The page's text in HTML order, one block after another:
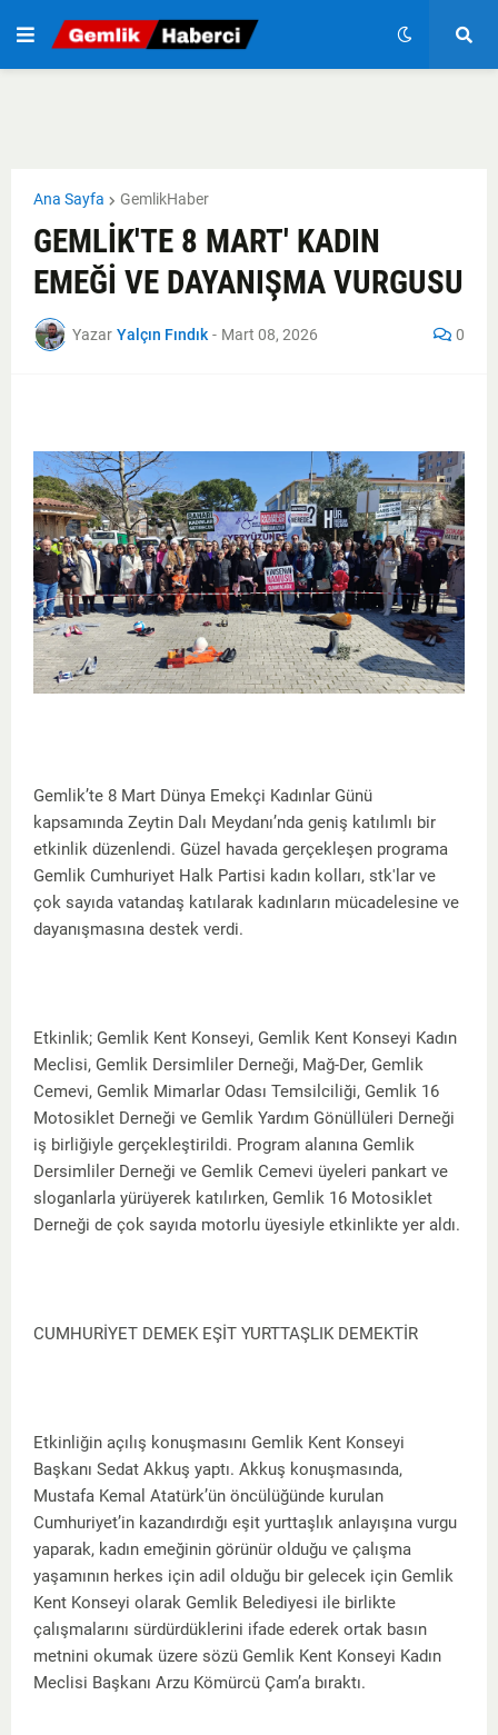
Ana Sayfa GemlikHaber
GEMLİK'TE 8 MART' KADIN
EMEĞİ VE DAYANIŞMA VURGUSU
Yazar Yalçın Fındık - Mart 08, 2026 0
Gemlik’te 8 Mart Dünya Emekçi Kadınlar Günü
kapsamında Zeytin Dalı Meydanı’nda geniş katılımlı bir
etkinlik düzenlendi. Güzel havada gerçekleşen programa
Gemlik Cumhuriyet Halk Partisi kadın kolları, stk'lar ve
çok sayıda vatandaş katılarak kadınların mücadelesine ve
dayanışmasına destek verdi.
Etkinlik; Gemlik Kent Konseyi, Gemlik Kent Konseyi Kadın
Meclisi, Gemlik Dersimliler Derneği, Mağ-Der, Gemlik
Cemevi, Gemlik Mimarlar Odası Temsilciliği, Gemlik 16
Motosiklet Derneği ve Gemlik Yardım Gönüllüleri Derneği
iş birliğiyle gerçekleştirildi. Program alanına Gemlik
Dersimliler Derneği ve Gemlik Cemevi üyeleri pankart ve
sloganlarla yürüyerek katılırken, Gemlik 16 Motosiklet
Derneği de çok sayıda motorlu üyesiyle etkinlikte yer aldı.
CUMHURİYET DEMEK EŞİT YURTTAŞLIK DEMEKTİR
Etkinliğin açılış konuşmasını Gemlik Kent Konseyi
Başkanı Sedat Akkuş yaptı. Akkuş konuşmasında,
Mustafa Kemal Atatürk’ün öncülüğünde kurulan
Cumhuriyet’in kazandırdığı eşit yurttaşlık anlayışına vurgu
yaparak, kadın emeğinin görünür olduğu ve çalışma
yaşamının herkes için adil olduğu bir gelecek için Gemlik
Kent Konseyi olarak Gemlik Belediyesi ile birlikte
çalışmalarını sürdürdüklerini ifade ederek ortak basın
metnini okumak üzere sözü Gemlik Kent Konseyi Kadın
Meclisi Başkanı Arzu Kömürcü Çam’a bıraktı.